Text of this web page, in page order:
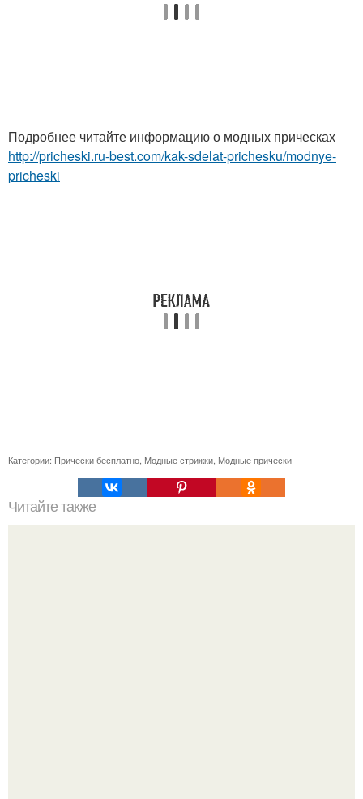
Подробнее читайте информацию о модных прическах
http://pricheski.ru-best.com/kak-sdelat-prichesku/modnye-
pricheski
Категории: Прически бесплатно Модные стрижки Модные прически
Читайте также